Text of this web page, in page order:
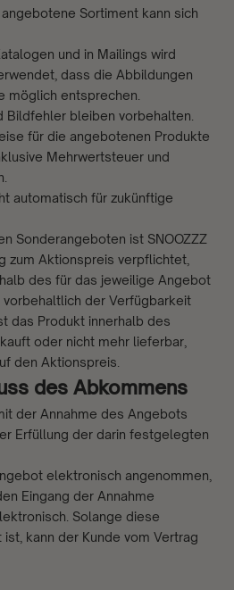
Sortiment kann sich
und in Mailings wird
dass die Abbildungen
möglich entsprechen.
Bildfehler bleiben vorbehalten.
für die angebotenen Produkte
Mehrwertsteuer und
automatisch für zukünftige
Sonderangeboten ist SNOOZZZ
zum Aktionspreis verpflichtet,
des für das jeweilige Angebot
der Verfügbarkeit
das Produkt innerhalb des
oder nicht mehr lieferbar,
den Aktionspreis.
des Abkommens
der Annahme des Angebots
Erfüllung der darin festgelegten
elektronisch angenommen,
Eingang der Annahme
Solange diese
kann der Kunde vom Vertrag